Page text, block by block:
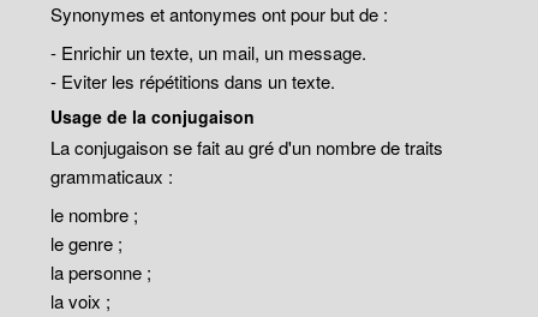
Synonymes et antonymes ont pour but de :
- Enrichir un texte, un mail, un message.
- Eviter les répétitions dans un texte.
Usage de la conjugaison
La conjugaison se fait au gré d'un nombre de traits
grammaticaux :
le nombre ;
le genre ;
la personne ;
la voix ;